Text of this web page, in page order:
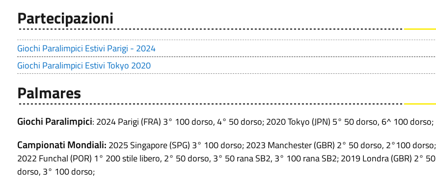
Partecipazioni
Giochi Paralimpici Estivi Parigi - 2024
Giochi Paralimpici Estivi Tokyo 2020
Palmares
Giochi Paralimpici: 2024 Parigi (FRA) 3° 100 dorso, 4° 50 dorso; 2020 Tokyo (JPN) 5° 50 dorso, 6^ 100 dorso;
Campionati Mondiali: 2025 Singapore (SPG) 3° 100 dorso; 2023 Manchester (GBR) 2° 50 dorso, 2°100 dorso;
2022 Funchal (POR) 1° 200 stile libero, 2° 50 dorso, 3° 50 rana SB2, 3° 100 rana SB2; 2019 Londra (GBR) 2° 50
dorso, 3° 100 dorso;